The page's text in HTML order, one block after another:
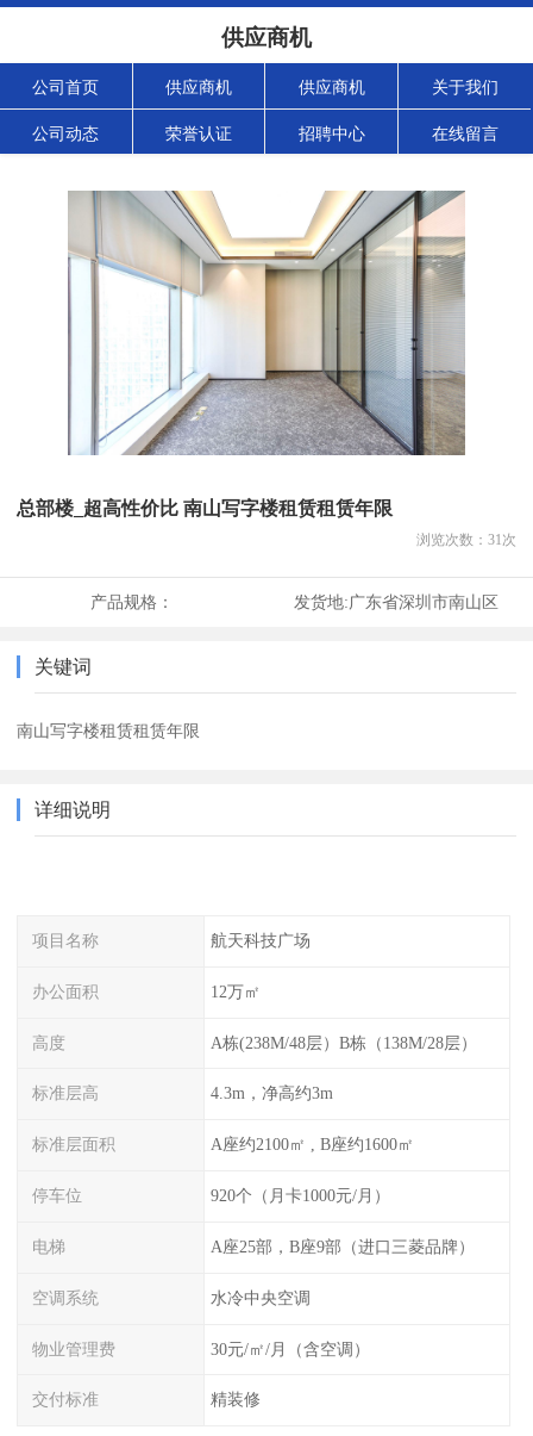
供应商机
公司首页 供应商机 供应商机 关于我们
公司动态 荣誉认证 招聘中心 在线留言
总部楼_超高性价比 南山写字楼租赁租赁年限
浏览次数： 31次
产品规格： 发货地:广东省深圳市南山区
关键词
南山写字楼租赁租赁年限
详细说明
项目名称 航天科技广场
办公面积 12万㎡
高度 A栋(238M/48层）B栋（138M/28层）
标准层高 4.3m，净高约3m
标准层面积 A座约2100㎡ , B座约1600㎡
停车位 920个（月卡1000元/月）
电梯 A座25部，B座9部（进口三菱品牌）
空调系统 水冷中央空调
物业管理费 30元/㎡/月（含空调）
交付标准 精装修